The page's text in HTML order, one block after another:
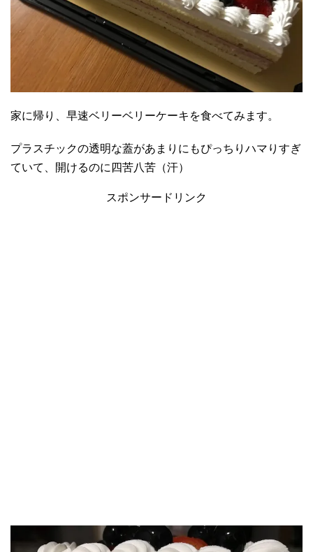
家に帰り、早速ベリーベリーケーキを食べてみます。
プラスチックの透明な蓋があまりにもぴっちりハマりすぎ
ていて、開けるのに四苦八苦（汗）
スポンサードリンク